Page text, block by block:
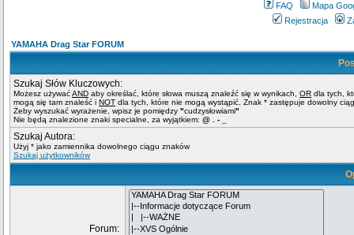
FAQ
Mapa
Rejestracja
YAMAHA Drag Star FORUM
Szukaj Słów Kluczowych:
Możesz używaćAND aby określać, które słowa muszą znaleźć się w wynikach, OR dla tych,
mogą się tam znaleść i NOT dla tych, które nie mogą wystąpić. Znak * zastępuje dowolny
Żeby wyszukać wyrażenie, wpisz je pomiędzy "cudzysłowiami"
Nie będą znalezione znaki specialne, za wyjątkiem: @ . - _
Szukaj Autora:
Użyj * jako zamiennika dowolnego ciągu znaków
Szukaj użytkowników
Forum: